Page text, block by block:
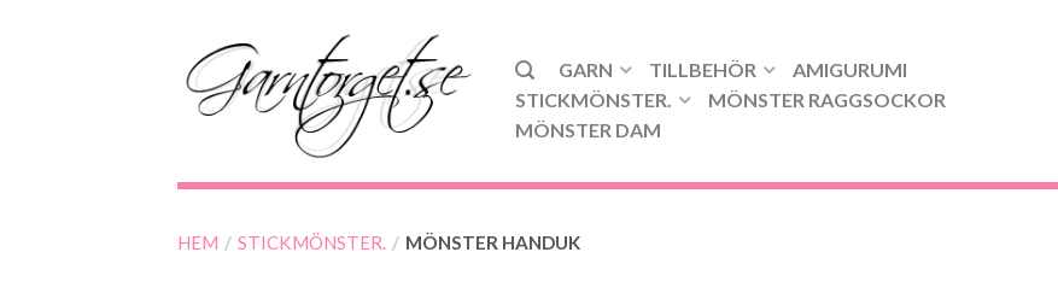
GARN TILLBEHÖR
AMIGURUMI
STICKMÖNSTER.
MÖNSTER RAGGSOCKOR
MÖNSTER DAM
HEM / STICKMÖNSTER. / MÖNSTER HANDUK